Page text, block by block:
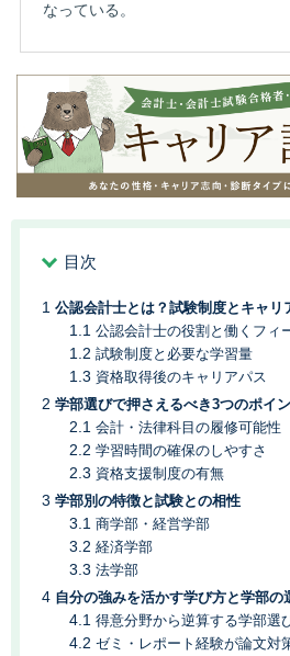
なっている。
目次
公認会計士とは？試験制度とキャリ
公認会計士の役割と働くフィ
試験制度と必要な学習量
資格取得後のキャリアパス
学部選びで押さえるべき3つのポイ
会計・法律科目の履修可能性
学習時間の確保のしやすさ
資格支援制度の有無
学部別の特徴と試験との相性
商学部・経営学部
経済学部
法学部
自分の強みを活かす学び方と学部の
得意分野から逆算する学部選
ゼミ・レポート経験が論文対